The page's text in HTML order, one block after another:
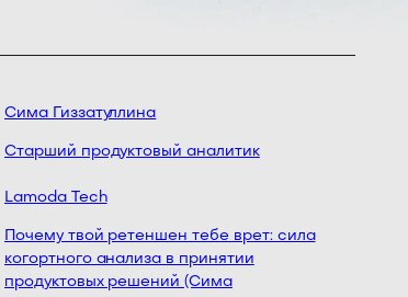
Сима Гиззатуллина
Старший продуктовый аналитик
Lamoda Tech
Почему твой ретеншен тебе врет: сила
когортного анализа в принятии
продуктовых решений (Сима